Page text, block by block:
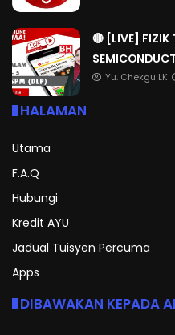
🔴 [LIVE] FIZIK
Yu. Chekgu LK
HALAMAN
Utama
F.A.Q
Hubungi
Kredit AYU
Jadual Tuisyen Percuma
Apps
DIBAWAKAN KEPADA